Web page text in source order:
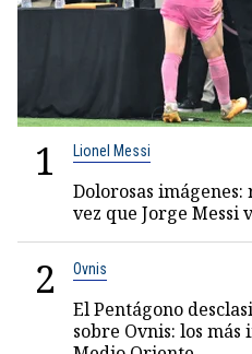
1 Lionel Messi
Dolorosas
vez que Jorge
2 Ovnis
El Pentágono
sobre Ovnis: los